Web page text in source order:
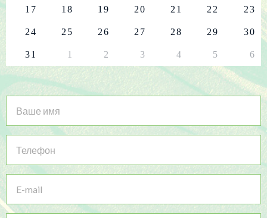
17 18 19 20 21 22 23
24 25 26 27 28 29 30
31 1 2 3 4 5 6